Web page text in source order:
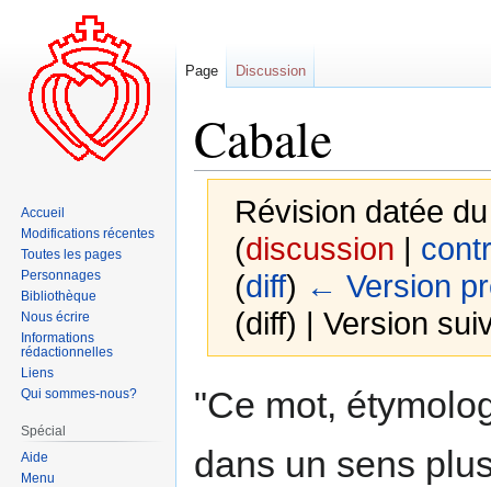
Cabale
Révision datée
(discussion |
(diff) ← Version
(diff) | Version
navigation
recherche
"Ce mot,
dans un sens
Page Discussion
Accueil
Modifications récentes
Toutes les pages
Personnages
Bibliothèque
Nous écrire
Informations
rédactionnelles
Liens
Qui sommes-nous?
Spécial
Aide
Menu